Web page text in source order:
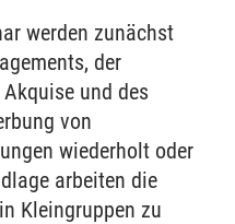
werden zunächst
der
und des
von
wiederholt oder
arbeiten die
Kleingruppen zu